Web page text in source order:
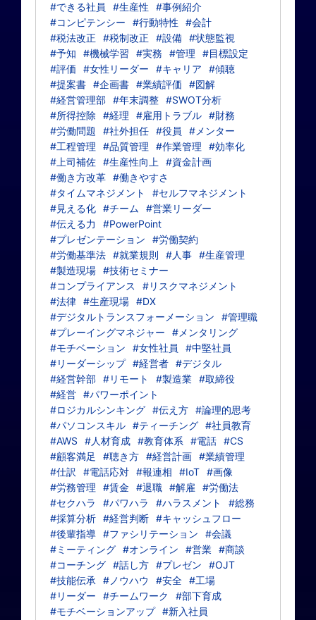
#できる社員
#生産性
#事例紹介
#コンピテンシー
#行動特性
#会計
#税法改正
#税制改正 #設備 #状態監視
#予知
#機械学習 #実務 #管理
#目標設定
#評価
#女性リーダー #キャリア
#傾聴
#提案書 #企画書 #業績評価
#図解
#経営管理部 #年末調整 #SWOT分析
#所得控除
#経理 #雇用トラブル #財務
#労働問題
#社外担任 #役員
#メンター
#工程管理
#品質管理 #作業管理
#効率化
#上司補佐 #生産性向上
#資金計画
#働き方改革 #働きやすさ
#タイムマネジメント
#セルフマネジメント
#見える化 #チーム
#営業リーダー
#伝える力
#PowerPoint
#プレゼンテーション
#労働契約
#労働基準法 #就業規則 #人事 #生産管理
#製造現場 #技術セミナー
#コンプライアンス
#リスクマネジメント
#法律 #生産現場 #DX
#デジタルトランスフォーメーション
#管理職
#プレーイングマネジャー
#メンタリング
#モチベーション
#女性社員
#中堅社員
#リーダーシップ #経営者 #デジタル
#経営幹部 #リモート #製造業 #取締役
#経営 #パワーポイント
#ロジカルシンキング #伝え方 #論理的思考
#パソコンスキル #ティーチング #社員教育
#AWS
#人材育成 #教育体系 #電話 #CS
#顧客満足
#聴き方 #経営計画 #業績管理
#仕訳
#電話応対 #報連相 #IoT #画像
#労務管理
#賃金 #退職 #解雇
#労働法
#セクハラ
#パワハラ #ハラスメント
#総務
#採算分析 #経営判断 #キャッシュフロー
#後輩指導 #ファシリテーション
#会議
#ミーティング #オンライン #営業 #商談
#コーチング #話し方 #プレゼン
#OJT
#技能伝承
#ノウハウ #安全 #工場
#リーダー
#チームワーク
#部下育成
#モチベーションアップ #新入社員